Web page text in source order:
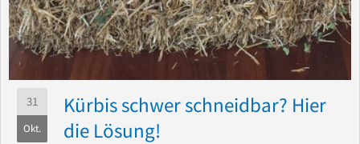
31
Okt.
Kürbis schwer schneidbar? Hier
die Lösung!